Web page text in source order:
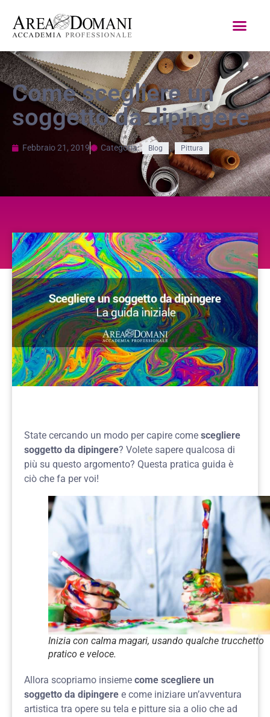
Come scegliere un
soggetto da dipingere
Febbraio 21, 2019 Categoria: Blog , Pittura
State cercando un modo per capire come scegliere
soggetto da dipingere? Volete sapere qualcosa di
più su questo argomento? Questa pratica guida è
ciò che fa per voi!
Inizia con calma magari, usando qualche trucchetto
pratico e veloce.
Allora scopriamo insieme come scegliere un
soggetto da dipingere e come iniziare un’avventura
artistica tra opere su tela e pitture sia a olio che ad